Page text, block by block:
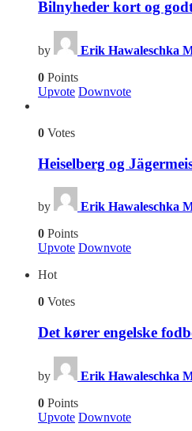
Bilnyheder kort og
by Erik Hawaleschka
0 Points
Upvote Downvote
0 Votes
Heiselberg og
by Erik Hawaleschka
0 Points
Upvote Downvote
Hot
0 Votes
Det kører engelske
by Erik Hawaleschka
0 Points
Upvote Downvote